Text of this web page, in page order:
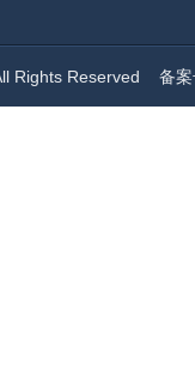
Rights Reserved 备